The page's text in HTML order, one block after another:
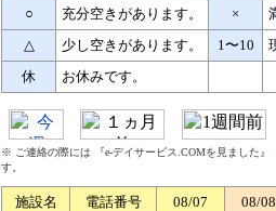
○
充分空きがあります。 ×
△
少し空きがあります。 1〜10
休
お休みです。
※ ご連絡の際には 『e-デイサービス.COMを見ました
す。
施設名 電話番号 08/07
08/08